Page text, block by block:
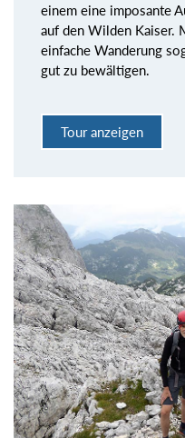
einem eine imposante
auf den Wilden Kaiser.
einfache Wanderung
gut zu bewältigen.
Tour anzeigen